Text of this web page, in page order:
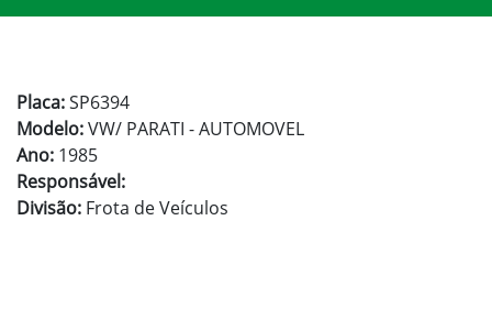
Placa:SP6394
Modelo:VW/ PARATI - AUTOMOVEL
Ano: 1985
Responsável:
Divisão: Frota de Veículos